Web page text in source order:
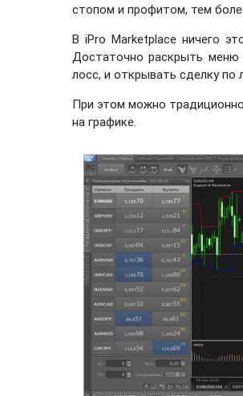
стопом и профитом, тем
В iPro Marketplace ничего
Достаточно раскрыть меню
лосс, и открывать сделку
При этом можно
на графике.